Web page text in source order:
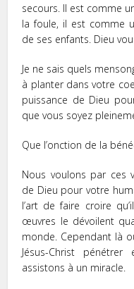
secours. Il est comme
la foule, il est comme
de ses enfants. Dieu
Je ne sais quels
à planter dans votre
puissance de Dieu
que vous soyez
Que l’onction de la
Nous voulons par ces
de Dieu pour votre
l’art de faire croire
œuvres le dévoilent
monde. Cependant là
Jésus-Christ
assistons à un miracle.